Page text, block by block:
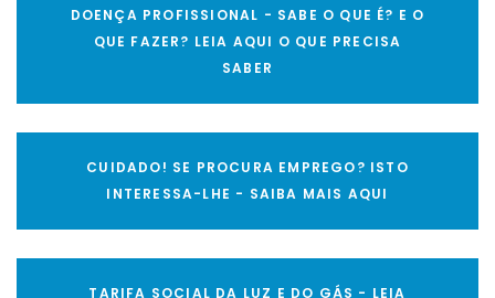
DOENÇA PROFISSIONAL - SABE O QUE É? E O
QUE FAZER? LEIA AQUI O QUE PRECISA
SABER
CUIDADO! SE PROCURA EMPREGO? ISTO
INTERESSA-LHE - SAIBA MAIS AQUI
TARIFA SOCIAL DA LUZ E DO GÁS - LEIA